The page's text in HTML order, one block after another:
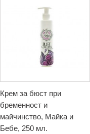
Крем за бюст при
бременност и
майчинство, Майка и
Бебе, 250 мл.